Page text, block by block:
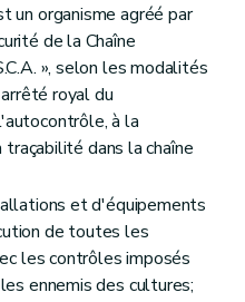
un organisme agréé par
de la Chaîne
», selon les modalités
royal du
à la
dans la chaîne
et d'équipements
de toutes les
les contrôles imposés
ennemis des cultures;